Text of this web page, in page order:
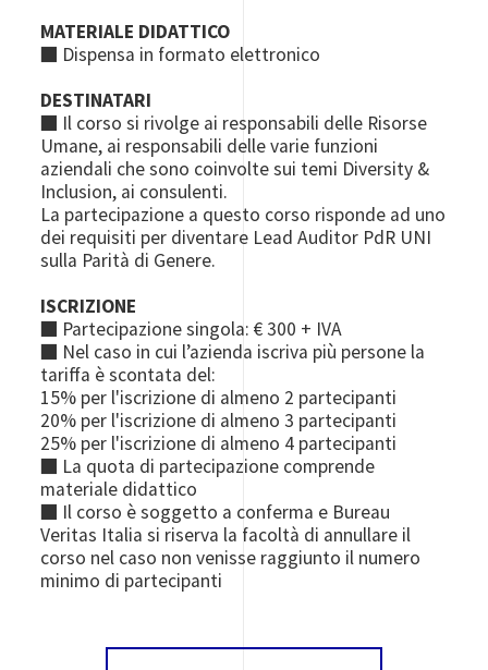
MATERIALE DIDATTICO
■ Dispensa in formato elettronico
DESTINATARI
■ Il corso si rivolge ai responsabili delle Risorse
Umane, ai responsabili delle varie funzioni
aziendali che sono coinvolte sui temi Diversity &
Inclusion, ai consulenti.
La partecipazione a questo corso risponde ad uno
dei requisiti per diventare Lead Auditor PdR UNI
sulla Parità di Genere.
ISCRIZIONE
■ Partecipazione singola: € 300 + IVA
■ Nel caso in cui l’azienda iscriva più persone la
tariffa è scontata del:
15% per l'iscrizione di almeno 2 partecipanti
20% per l'iscrizione di almeno 3 partecipanti
25% per l'iscrizione di almeno 4 partecipanti
■ La quota di partecipazione comprende
materiale didattico
■ Il corso è soggetto a conferma e Bureau
Veritas Italia si riserva la facoltà di annullare il
corso nel caso non venisse raggiunto il numero
minimo di partecipanti